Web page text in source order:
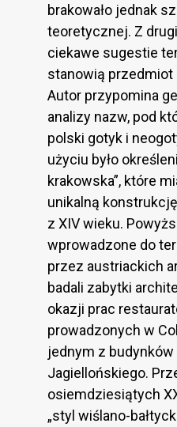
brakowało jednak
teoretycznej. Z
ciekawe sugestie
stanowią przedmiot
Autor przypomina
analizy nazw, pod
polski gotyk i
użyciu było
krakowska”, które
unikalną
z XIV wieku.
wprowadzone do
przez austriackich
badali zabytki
okazji prac
prowadzonych w
jednym z
Jagiellońskiego.
osiemdziesiątych
„styl wiślano-